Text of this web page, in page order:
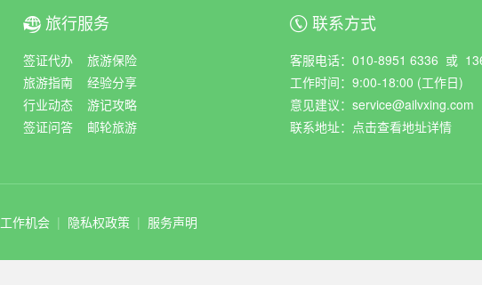
ꀇ 旅行服务
签证代办
旅游保险
旅游指南
经验分享
行业动态
游记攻略
签证问答
邮轮旅游
ꀈ 联系方式
客服电话：010-8951 6336 或
工作时间：9:00-18:00 (工作日)
意见建议：service@ailvxing.com
联系地址： 点击查看地址详情
工作机会 | 隐私权政策 | 服务声明